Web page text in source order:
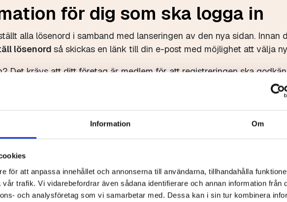
Information Om
för att anpassa innehållet och annonserna till användarna, tillhandahålla
trafik. Vi vidarebefordrar även sådana identifierare och annan information från
och analysföretag som vi samarbetar med. Dessa kan i sin tur kombinera
för dig som ska logga in
alla lösenord i samband med lanseringen av den nya sidan. Innan
lösenordså skickas en länk till din e-post med möjlighet att välja
Det krävs att ditt företag är medlem för att registreringen ska
Skapa nytt konto